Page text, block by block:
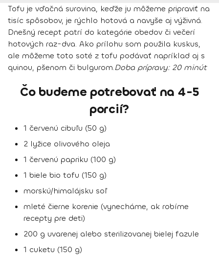
Tofu je vďačná surovina, keďže ju môžeme pripraviť na
tisíc spôsobov, je rýchlo hotová a navyše aj výživná.
Dnešný recept patrí do kategórie obedov či večerí
hotových raz-dva. Ako prílohu som použila kuskus,
ale môžeme toto soté z tofu podávať napríklad aj s
quinou, pšenom či bulgurom.Doba prípravy: 20 minút
Čo budeme potrebovať na 4-5
porcií?
1 červenú cibuľu (50 g)
2 lyžice olivového oleja
1 červenú papriku (100 g)
1 biele bio tofu (150 g)
morskú/himalájsku soľ
mleté čierne korenie (vynecháme, ak robíme
recepty pre deti)
200 g uvarenej alebo sterilizovanej bielej fazule
1 cuketu (150 g)